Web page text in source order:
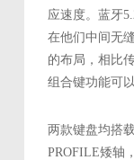
应速度。蓝牙
在他们中间无
的布局，相比
组合键功能可
两款键盘均搭
PROFILE矮轴